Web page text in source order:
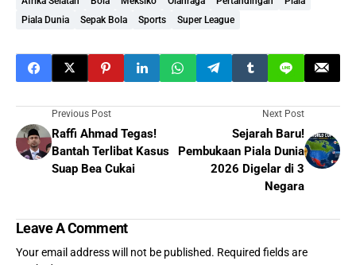
Piala Dunia
Sepak Bola Sports Super League
Previous Post
Raffi Ahmad Tegas!
Bantah Terlibat Kasus
Suap Bea Cukai
Next Post
Sejarah Baru!
Pembukaan Piala Dunia
2026 Digelar di 3
Negara
Leave A Comment
Your email address will not be published. Required fields are